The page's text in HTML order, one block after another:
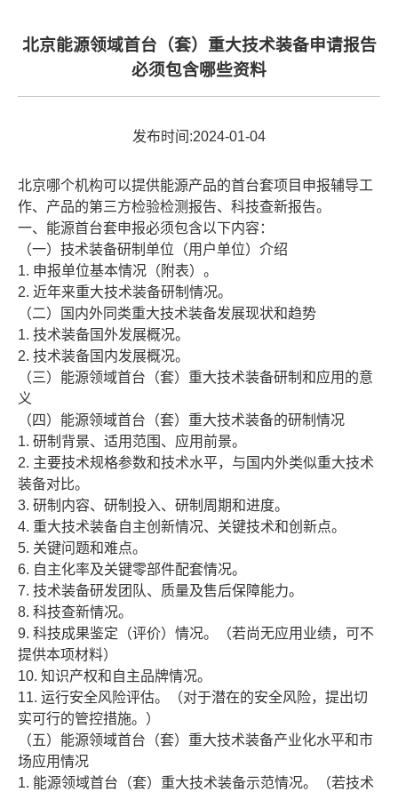
北京能源领域首台（套）重大技术装备申请报告
必须包含哪些资料
发布时间:2024-01-04
北京哪个机构可以提供能源产品的首台套项目申报辅导工
作、产品的第三方检验检测报告、科技查新报告。
一、能源首台套申报必须包含以下内容：
（一）技术装备研制单位（用户单位）介绍
1. 申报单位基本情况（附表）。
2. 近年来重大技术装备研制情况。
（二）国内外同类重大技术装备发展现状和趋势
1. 技术装备国外发展概况。
2. 技术装备国内发展概况。
（三）能源领域首台（套）重大技术装备研制和应用的意
义
（四）能源领域首台（套）重大技术装备的研制情况
1. 研制背景、适用范围、应用前景。
2. 主要技术规格参数和技术水平，与国内外类似重大技术
装备对比。
3. 研制内容、研制投入、研制周期和进度。
4. 重大技术装备自主创新情况、关键技术和创新点。
5. 关键问题和难点。
6. 自主化率及关键零部件配套情况。
7. 技术装备研发团队、质量及售后保障能力。
8. 科技查新情况。
9. 科技成果鉴定（评价）情况。（若尚无应用业绩，可不
提供本项材料）
10. 知识产权和自主品牌情况。
11. 运行安全风险评估。（对于潜在的安全风险，提出切
实可行的管控措施。）
（五）能源领域首台（套）重大技术装备产业化水平和市
场应用情况
1. 能源领域首台（套）重大技术装备示范情况。（若技术